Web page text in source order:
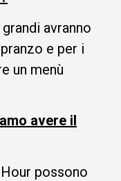
avranno
e per i
un menù
avere il
possono